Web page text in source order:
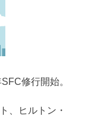
修行開始。
、ヒルトン・